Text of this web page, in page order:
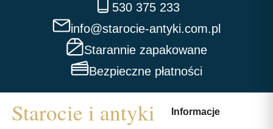
530 375 233
info@starocie-antyki.com.pl
Starannie zapakowane
Bezpieczne płatności
Informacje